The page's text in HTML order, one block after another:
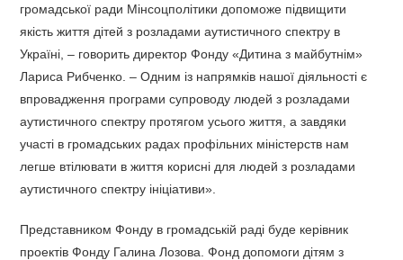
громадської ради Мінсоцполітики допоможе підвищити
якість життя дітей з розладами аутистичного спектру в
Україні, – говорить директор Фонду «Дитина з майбутнім»
Лариса Рибченко. – Одним із напрямків нашої діяльності є
впровадження програми супроводу людей з розладами
аутистичного спектру протягом усього життя, а завдяки
участі в громадських радах профільних міністерств нам
легше втілювати в життя корисні для людей з розладами
аутистичного спектру ініціативи».
Представником Фонду в громадській раді буде керівник
проектів Фонду Галина Лозова. Фонд допомоги дітям з